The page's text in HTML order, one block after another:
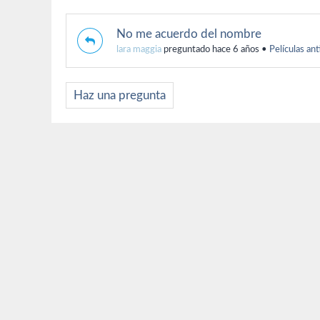
No me acuerdo del nombre
lara maggia preguntado hace 6 años • Películas
Haz una pregunta